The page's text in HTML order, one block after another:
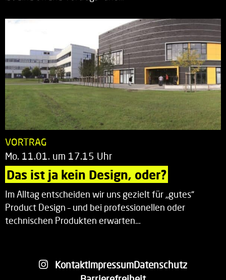
VORTRAG
Mo. 11.01. um 17.15 Uhr
Das ist ja kein Design, oder?
Im Alltag entscheiden wir uns gezielt für „gutes“
Product Design – und bei professionellen oder
technischen Produkten erwarten…
KontaktImpressumDatenschutz